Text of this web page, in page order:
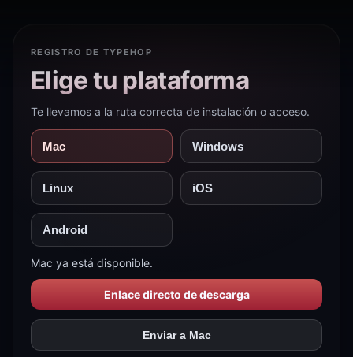
REGISTRO DE TYPEHOP
Elige tu plataforma
Te llevamos a la ruta correcta de instalación o acceso.
Mac Windows
Linux iOS
Android
Mac ya está disponible.
Enlace directo de descarga
Enviar a Mac